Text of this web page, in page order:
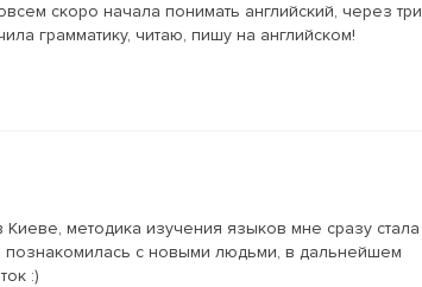
скоро начала понимать английский, через три
грамматику, читаю, пишу на английском!
методика изучения языков мне сразу стала
познакомилась с новыми людьми, в дальнейшем
:)